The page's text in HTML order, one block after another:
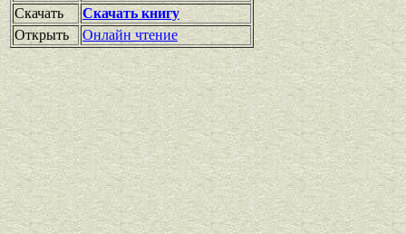
Скачать
Скачать книгу
Открыть
Онлайн чтение